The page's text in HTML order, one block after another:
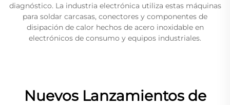
diagnóstico. La industria electrónica utiliza estas máquinas
para soldar carcasas, conectores y componentes de
disipación de calor hechos de acero inoxidable en
electrónicos de consumo y equipos industriales.
Nuevos Lanzamientos de